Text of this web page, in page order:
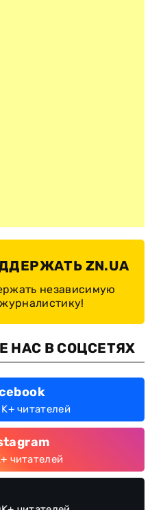
ZN.UA
независимую
журналистику!
НАС В СОЦСЕТЯХ
K+ читателей
читателей